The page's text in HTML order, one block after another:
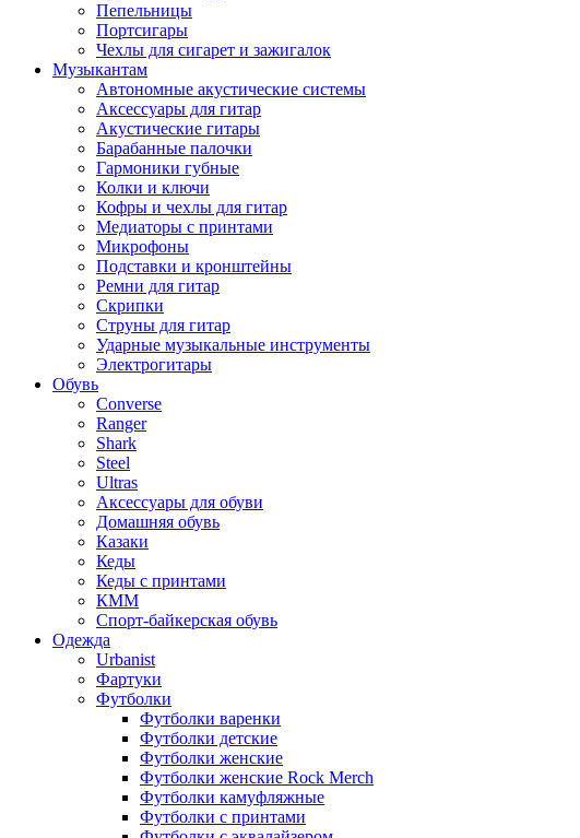
Пепельницы
Портсигары
Чехлы для сигарет и зажигалок
Музыкантам
Автономные акустические системы
Аксессуары для гитар
Акустические гитары
Барабанные палочки
Гармоники губные
Колки и ключи
Кофры и чехлы для гитар
Медиаторы с принтами
Микрофоны
Подставки и кронштейны
Ремни для гитар
Скрипки
Струны для гитар
Ударные музыкальные инструменты
Электрогитары
Обувь
Converse
Ranger
Shark
Steel
Ultras
Аксессуары для обуви
Домашняя обувь
Казаки
Кеды
Кеды с принтами
КММ
Спорт-байкерская обувь
Одежда
Urbanist
Фартуки
Футболки
Футболки варенки
Футболки детские
Футболки женские
Футболки женские Rock Merch
Футболки камуфляжные
Футболки с принтами